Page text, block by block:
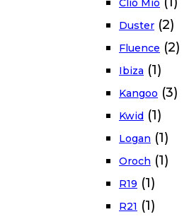
Duster (2)
Fluence (2)
Ibiza (1)
Kangoo (3)
Kwid (1)
Logan (1)
Oroch (1)
R19 (1)
R21 (1)